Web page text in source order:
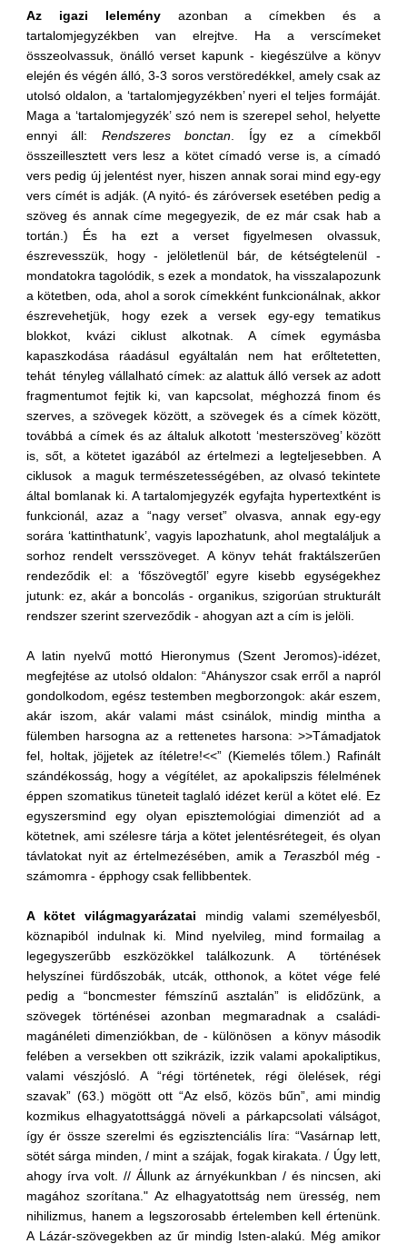
Az igazi leleményazonban a címekben és a
tartalomjegyzékben van elrejtve. Ha a verscímeket
összeolvassuk, önálló verset kapunk - kiegészülve a könyv
elején és végén álló, 3-3 soros verstöredékkel, amely csak az
utolsó oldalon, a ‘tartalomjegyzékben’ nyeri el teljes formáját.
Maga a ‘tartalomjegyzék’ szó nem is szerepel sehol, helyette
ennyi áll: Rendszeres bonctan . Így ez a címekből
összeillesztett vers lesz a kötet címadó verse is, a címadó
vers pedig új jelentést nyer, hiszen annak sorai mind egy-egy
vers címét is adják. (A nyitó- és záróversek esetében pedig a
szöveg és annak címe megegyezik, de ez már csak hab a
tortán.) És ha ezt a verset figyelmesen olvassuk,
észrevesszük, hogy - jelöletlenül bár, de kétségtelenül -
mondatokra tagolódik, s ezek a mondatok, ha visszalapozunk
a kötetben, oda, ahol a sorok címekként funkcionálnak, akkor
észrevehetjük, hogy ezek a versek egy-egy tematikus
blokkot, kvázi ciklust alkotnak. A címek egymásba
kapaszkodása ráadásul egyáltalán nem hat erőltetetten,
tehát tényleg vállalható címek: az alattuk álló versek az adott
fragmentumot fejtik ki, van kapcsolat, méghozzá finom és
szerves, a szövegek között, a szövegek és a címek között,
továbbá a címek és az általuk alkotott ‘mesterszöveg’ között
is, sőt, a kötetet igazából az értelmezi a legteljesebben. A
ciklusok a maguk természetességében, az olvasó tekintete
által bomlanak ki. A tartalomjegyzék egyfajta hypertextként is
funkcionál, azaz a “nagy verset” olvasva, annak egy-egy
sorára ‘kattinthatunk’, vagyis lapozhatunk, ahol megtaláljuk a
sorhoz rendelt versszöveget. A könyv tehát fraktálszerűen
rendeződik el: a ‘főszövegtől’ egyre kisebb egységekhez
jutunk: ez, akár a boncolás - organikus, szigorúan strukturált
rendszer szerint szerveződik - ahogyan azt a cím is jelöli.
A latin nyelvű mottó Hieronymus (Szent Jeromos)-idézet,
megfejtése az utolsó oldalon: “Ahányszor csak erről a napról
gondolkodom, egész testemben megborzongok: akár eszem,
akár iszom, akár valami mást csinálok, mindig mintha a
fülemben harsogna az a rettenetes harsona: >>Támadjatok
fel, holtak, jöjjetek az ítéletre!<<” (Kiemelés tőlem.) Rafinált
szándékosság, hogy a végítélet, az apokalipszis félelmének
éppen szomatikus tüneteit taglaló idézet kerül a kötet elé. Ez
egyszersmind egy olyan episztemológiai dimenziót ad a
kötetnek, ami szélesre tárja a kötet jelentésrétegeit, és olyan
távlatokat nyit az értelmezésében, amik a Teraszból még -
számomra - épphogy csak fellibbentek.
A kötet világmagyarázatai mindig valami személyesből,
köznapiból indulnak ki. Mind nyelvileg, mind formailag a
legegyszerűbb eszközökkel találkozunk. A történések
helyszínei fürdőszobák, utcák, otthonok, a kötet vége felé
pedig a “boncmester fémszínű asztalán” is elidőzünk, a
szövegek történései azonban megmaradnak a családi-
magánéleti dimenziókban, de - különösen a könyv második
felében a versekben ott szikrázik, izzik valami apokaliptikus,
valami vészjósló. A “régi történetek, régi ölelések, régi
szavak” (63.) mögött ott “Az első, közös bűn”, ami mindig
kozmikus elhagyatottsággá növeli a párkapcsolati válságot,
így ér össze szerelmi és egzisztenciális líra: “Vasárnap lett,
sötét sárga minden, / mint a szájak, fogak kirakata. / Úgy lett,
ahogy írva volt. // Állunk az árnyékunkban / és nincsen, aki
magához szorítana." Az elhagyatottság nem üresség, nem
nihilizmus, hanem a legszorosabb értelemben kell értenünk.
A Lázár-szövegekben az űr mindig Isten-alakú. Még amikor